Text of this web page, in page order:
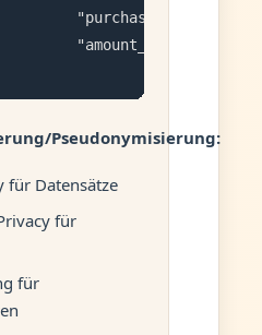
"purchase_category":
"amount_range":
Pseudonymisierung:
für Datensätze
für
für